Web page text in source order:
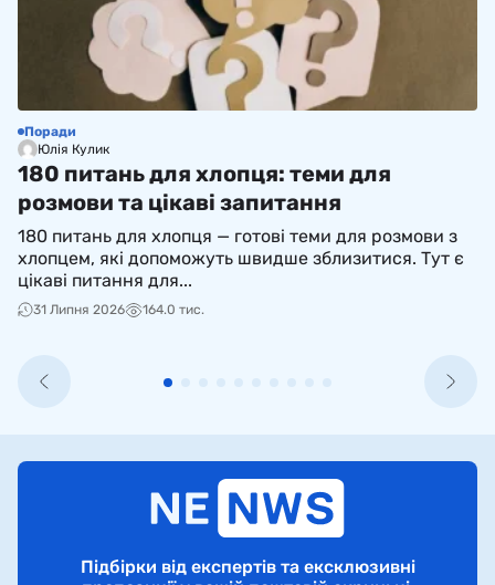
Поради
Юлія Кулик
180 питань для хлопця: теми для
розмови та цікаві запитання
180 питань для хлопця — готові теми для розмови з
хлопцем, які допоможуть швидше зблизитися. Тут є
цікаві питання для...
31 Липня 2026 164.0 тис.
Підбірки від експертів та ексклюзивні